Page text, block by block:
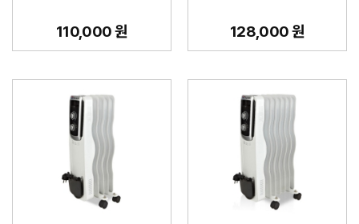
110,000 원 128,000 원